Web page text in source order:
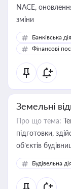
NACE,
зміни
Банківська
Фінансові
Земельні
Про що тема:
підготовки,
об’єктів
Будівельна